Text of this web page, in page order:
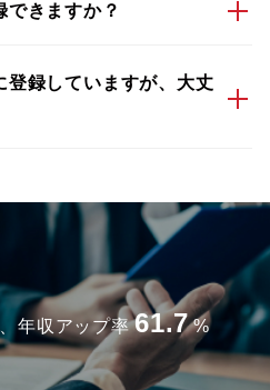
できますか？
登録していますが、大丈
年収アップ率 61.7 %